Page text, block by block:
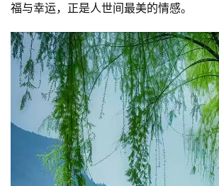
福与幸运，正是人世间最美的情感。